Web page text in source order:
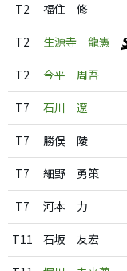
T2 福住 修
T2 生源寺 龍憲
T2 今平 周吾
T7 石川 遼
T7 勝俣 陵
T7 細野 勇策
T7 河本 力
T11 石坂 友宏